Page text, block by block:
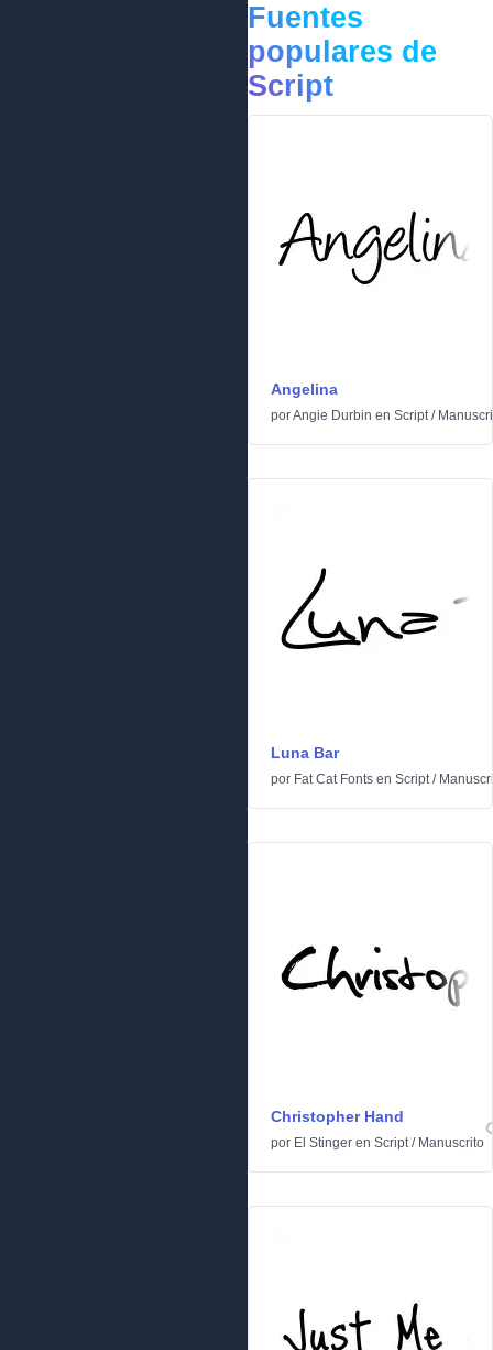
Fuentes
populares de
Script
Angelina
porAngie Durbin en Script/
Luna Bar
por Fat Cat Fonts en Script/
Christopher Hand
por El Stinger en Script/ Manuscrito